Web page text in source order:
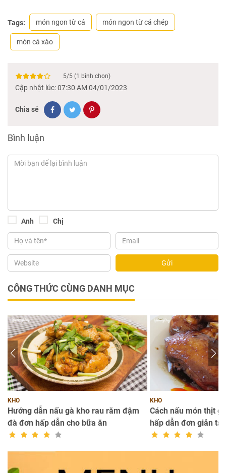
Tags: món ngon từ cá món ngon từ cá chép
món cá xào
5/5 (1 bình chọn)
Cập nhật lúc: 07:30 AM 04/01/2023
Chia sẻ
Bình luận
Anh Chị
Gửi
CÔNG THỨC CÙNG DANH MỤC
KHO
Hướng dẫn nấu gà kho rau răm đậm
đà đơn hấp dẫn cho bữa ăn
KHO
Cách nấu món thịt
hấp dẫn đơn giản tại